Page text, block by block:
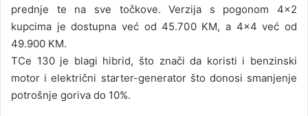
prednje te na sve točkove. Verzija s pogonom 4×2
kupcima je dostupna već od 45.700 KM, a 4×4 već od
49.900 KM.
TCe 130 je blagi hibrid, što znači da koristi i benzinski
motor i električni starter-generator što donosi smanjenje
potrošnje goriva do 10%.